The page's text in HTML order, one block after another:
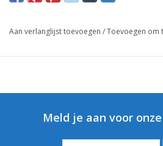
Aan verlanglijst toevoegen /Toevoegen om
Meld je aan voor